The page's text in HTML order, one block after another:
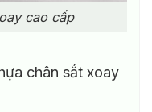
cao cấp
chân sắt xoay